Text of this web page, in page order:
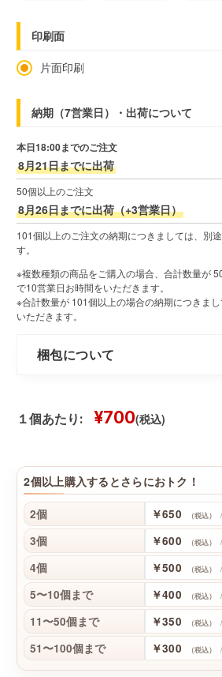
印刷面
片面印刷
納期（7営業日）・出荷について
本日18:00までのご注文
8月21日までに出荷
50個以上のご注文
8月26日までに出荷（+3営業日）
101個以上のご注文の納期につきましては、別
す。
※複数種類の商品をご購入の場合、合計数量が
で10営業日お時間をいただきます。
※合計数量が 101個以上の場合の納期につきま
いただきます。
梱包について
１個あたり: ¥700(税込)
2個以上購入するとさらにおトク！
2個 ￥650 （税込）
3個 ￥600 （税込）
4個 ￥500 （税込）
5〜10個まで ￥400 （税込）
11〜50個まで ￥350 （税込）
51〜100個まで ￥300 （税込）